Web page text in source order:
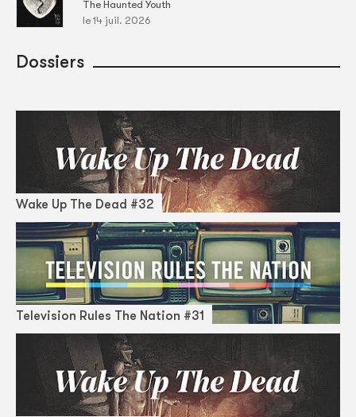
The Haunted Youth
le 14 juil. 2026
Dossiers
Wake Up The Dead #32
Television Rules The Nation #31